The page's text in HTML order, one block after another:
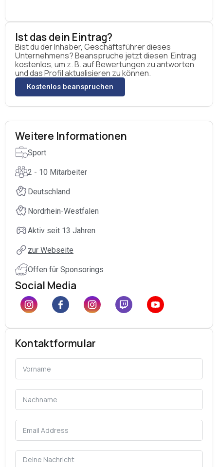
Ist das dein Eintrag?
Bist du der Inhaber, Geschäftsführer dieses
Unternehmens? Beanspruche jetzt diesen Eintrag
kostenlos, um z. B. auf Bewertungen zu antworten
und das Profil aktualisieren zu können.
Kostenlos beanspruchen
Weitere Informationen
Sport
2 - 10 Mitarbeiter
Deutschland
Nordrhein-Westfalen
Aktiv seit 13 Jahren
zur Webseite
Offen für Sponsorings
Social Media
Kontaktformular